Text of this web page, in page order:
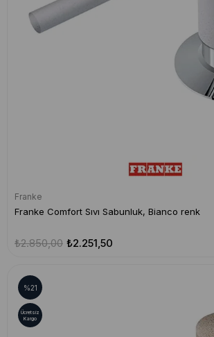
Franke
Franke Comfort Sıvı Sabunluk, Bianco renk
₺2.251,50
₺2.850,00
%21
Ücretsiz
Kargo